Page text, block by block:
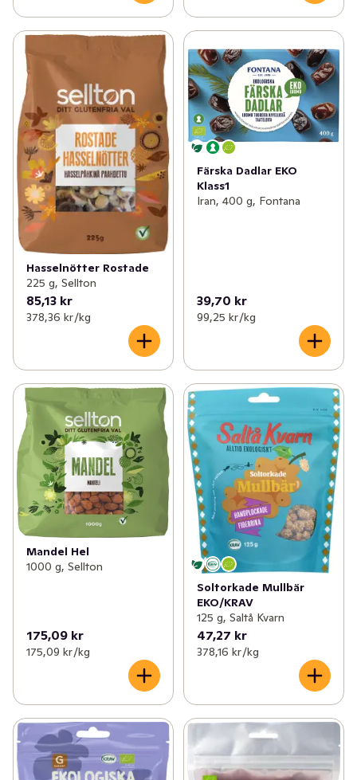
Hasselnötter Rostade
225 g, Sellton
85,13 kr
378,36 kr /kg
Färska Dadlar EKO
Klass1
Iran, 400 g, Fontana
39,70 kr
99,25 kr /kg
Mandel Hel
1000 g, Sellton
175,09 kr
175,09 kr /kg
Soltorkade Mullbär
EKO/KRAV
125 g, Saltå Kvarn
47,27 kr
378,16 kr /kg